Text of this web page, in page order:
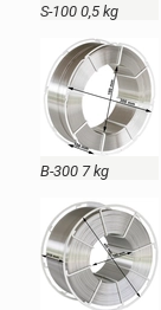
S-100 0,5 kg
B-300 7 kg